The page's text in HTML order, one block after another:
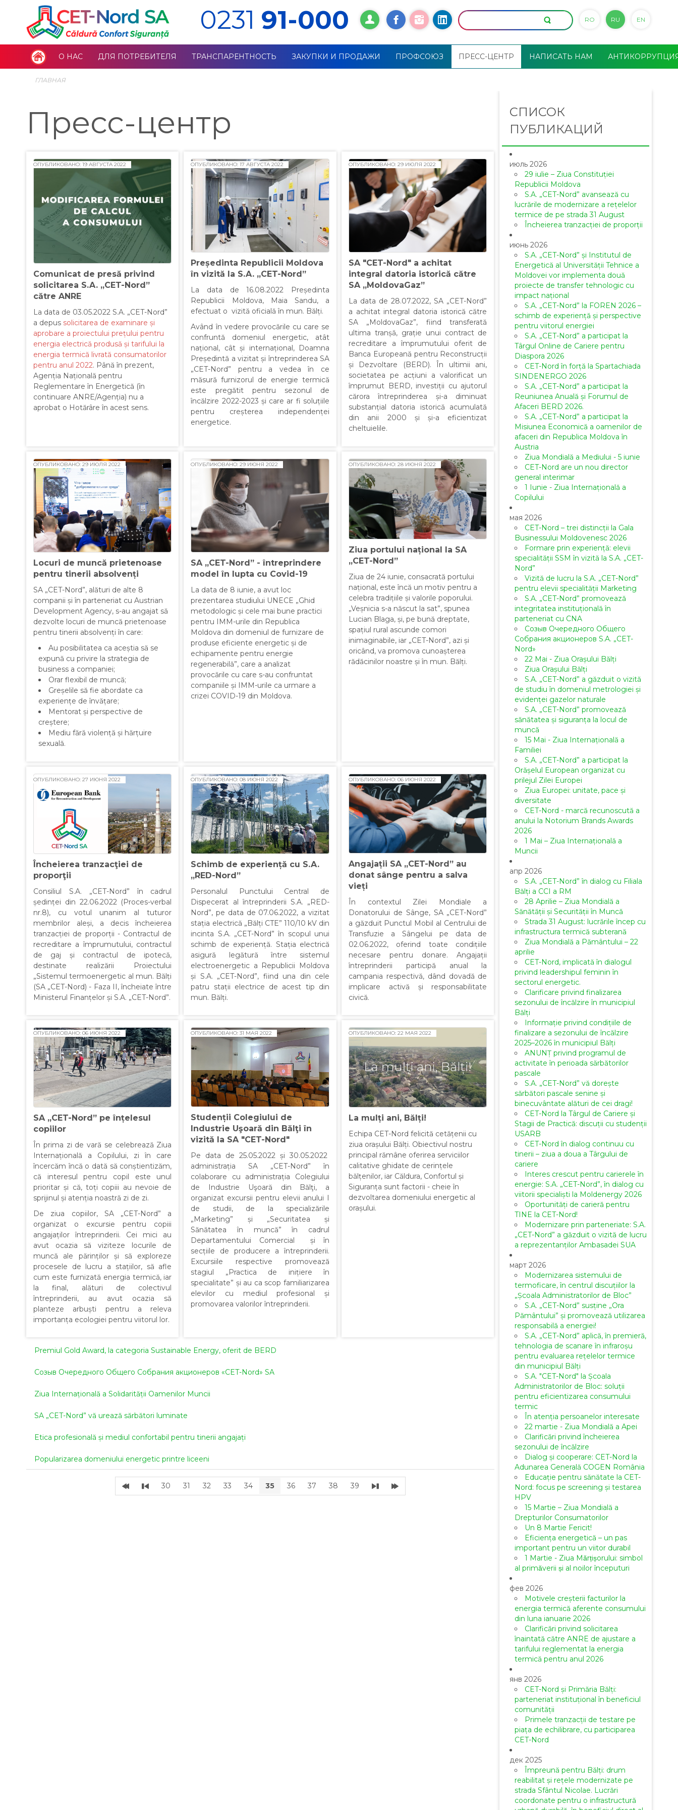
RO RU EN
0231 91-000
О НАС ДЛЯ ПОТРЕБИТЕЛЯ ТРАНСПАРЕНТНОСТЬ ЗАКУПКИ И ПРОДАЖИ ПРОФСОЮЗ ПРЕСС-ЦЕНТР НАПИСАТЬ НАМ
ГЛАВНАЯ
Пресс-центр
Comunicat de presă privind
solicitarea S.A. „CET-Nord”
către ANRE
ОПУБЛИКОВАНО: 19 АВГУСТА 2022
La data de 03.05.2022 S.A. „CET-Nord”
a depus solicitarea de examinare și
aprobare a proiectului prețului pentru
energia electrică produsă și tarifului la
energia termică livrată consumatorilor
pentru anul 2022. Până în prezent,
Agenția Națională pentru
Reglementare în Energetică (în
continuare ANRE/Agenția) nu a
aprobat o Hotărâre în acest sens.
Președinta Republicii Moldova
în vizită la S.A. „CET-Nord”
ОПУБЛИКОВАНО: 17 АВГУСТА 2022
La data de 16.08.2022 Președinta
Republicii Moldova, Maia Sandu, a
efectuat o vizită oficială în mun. Bălți.
Având în vedere provocările cu care se
confruntă domeniul energetic, atât
național, cât și internațional, Doamna
Președintă a vizitat și întreprinderea SA
„CET-Nord” pentru a vedea în ce
măsură furnizorul de energie termică
este pregătit pentru sezonul de
încălzire 2022-2023 și care ar fi soluțiile
pentru creșterea independenței
energetice.
SA "CET-Nord" a achitat
integral datoria istorică către
SA „MoldovaGaz”
ОПУБЛИКОВАНО: 29 ИЮЛЯ 2022
La data de 28.07.2022, SA „CET-Nord”
a achitat integral datoria istorică către
SA „MoldovaGaz”, fiind transferată
ultima tranșă, grație unui contract de
recreditare a împrumutului oferit de
Banca Europeană pentru Reconstrucții
și Dezvoltare (BERD). În ultimii ani,
societatea pe acțiuni a valorificat un
împrumut BERD, investiții cu ajutorul
cărora întreprinderea și-a diminuat
substanțial datoria istorică acumulată
din anii 2000 și și-a eficientizat
cheltuielile.
Locuri de muncă prietenoase
pentru tinerii absolvenți
ОПУБЛИКОВАНО: 29 ИЮЛЯ 2022
SA „CET-Nord”, alături de alte 8
companii și în parteneriat cu Austrian
Development Agency, s-au angajat să
dezvolte locuri de muncă prietenoase
pentru tinerii absolvenți în care:
Au posibilitatea ca aceștia să se
expună cu privire la strategia de
business a companiei;
Orar flexibil de muncă;
Greșelile să fie abordate ca
experiențe de învățare;
Mentorat și perspective de
creștere;
Mediu fără violență și hărțuire
sexuală.
SA „CET-Nord” - întreprindere
model în lupta cu Covid-19
ОПУБЛИКОВАНО: 29 ИЮНЯ 2022
La data de 8 iunie, a avut loc
prezentarea studiului UNECE „Ghid
metodologic și cele mai bune practici
pentru IMM-urile din Republica
Moldova din domeniul de furnizare de
produse eficiente energetic și de
echipamente pentru energie
regenerabilă”, care a analizat
provocările cu care s-au confruntat
companiile și IMM-urile ca urmare a
crizei COVID-19 din Moldova.
Ziua portului național la SA
„CET-Nord”
ОПУБЛИКОВАНО: 28 ИЮНЯ 2022
Ziua de 24 iunie, consacrată portului
național, este încă un motiv pentru a
celebra tradițiile și valorile poporului.
„Veșnicia s-a născut la sat”, spunea
Lucian Blaga, și, pe bună dreptate,
spațiul rural ascunde comori
inimaginabile, iar „CET-Nord”, azi și
oricând, va promova cunoașterea
rădăcinilor noastre și în mun. Bălți.
Încheierea tranzacţiei de
proporţii
ОПУБЛИКОВАНО: 27 ИЮНЯ 2022
Consiliul S.A. „CET-Nord” în cadrul
ședinței din 22.06.2022 (Proces-verbal
nr.8), cu votul unanim al tuturor
membrilor aleși, a decis încheierea
tranzacției de proporții - Contractul de
recreditare a împrumutului, contractul
de gaj și contractul de ipotecă,
destinate realizării Proiectului
„Sistemul termoenergetic al mun. Bălți
(SA „CET-Nord) - Faza II, încheiate între
Ministerul Finanțelor și S.A. „CET-Nord”.
Schimb de experiență cu S.A.
„RED-Nord”
ОПУБЛИКОВАНО: 08 ИЮНЯ 2022
Personalul Punctului Central de
Dispecerat al întreprinderii S.A. „RED-
Nord”, pe data de 07.06.2022, a vizitat
stația electrică „Bălți CTE” 110/10 kV din
incinta S.A. „CET-Nord” în scopul unui
schimb de experiență. Stația electrică
asigură legătură între sistemul
electroenergetic a Republicii Moldova
și S.A. „CET-Nord”, fiind una din cele
patru stații electrice de acest tip din
mun. Bălți.
Angajații SA „CET-Nord” au
donat sânge pentru a salva
vieți
ОПУБЛИКОВАНО: 06 ИЮНЯ 2022
În contextul Zilei Mondiale a
Donatorului de Sânge, SA „CET-Nord”
a găzduit Punctul Mobil al Centrului de
Transfuzie a Sângelui pe data de
02.06.2022, oferind toate condițiile
necesare pentru donare. Angajații
întreprinderii participă anual la
campania respectivă, dând dovadă de
implicare activă și responsabilitate
civică.
SA „CET-Nord” pe înțelesul
copiilor
ОПУБЛИКОВАНО: 06 ИЮНЯ 2022
În prima zi de vară se celebrează Ziua
Internațională a Copilului, zi în care
încercăm încă o dată să conștientizăm,
că interesul pentru copil este unul
prioritar și că, toți copiii au nevoie de
sprijinul și atenția noastră zi de zi.
De ziua copiilor, SA „CET-Nord” a
organizat o excursie pentru copiii
angajaților întreprinderii. Cei mici au
avut ocazia să viziteze locurile de
muncă ale părinților și să exploreze
procesele de lucru a stațiilor, să afle
cum este furnizată energia termică, iar
la final, alături de colectivul
întreprinderii, au avut ocazia să
planteze arbuști pentru a releva
importanța ecologiei pentru viitorul lor.
Studenții Colegiului de
Industrie Uşoară din Bălţi în
vizită la SA "CET-Nord"
ОПУБЛИКОВАНО: 31 МАЯ 2022
Pe data de 25.05.2022 și 30.05.2022
administrația SA „CET-Nord” în
colaborare cu administrația Colegiului
de Industrie Uşoară din Bălţi, a
organizat excursii pentru elevii anului I
de studii, de la specializările
„Marketing” și „Securitatea și
Sănătatea în muncă” în cadrul
Departamentului Comercial și în
secțiile de producere a întreprinderii.
Excursiile respective promovează
stagiul „Practica de inițiere în
specialitate” și au ca scop familiarizarea
elevilor cu mediul profesional și
promovarea valorilor întreprinderii.
La mulți ani, Bălți!
ОПУБЛИКОВАНО: 22 МАЯ 2022
Echipa CET-Nord felicită cetățenii cu
ziua orașului Bălți. Obiectivul nostru
principal rămâne oferirea serviciilor
calitative ghidate de cerințele
bălțenilor, iar Căldura, Confortul și
Siguranța sunt factorii - cheie în
dezvoltarea domeniului energetic al
orașului.
Premiul Gold Award, la categoria Sustainable Energy, oferit de BERD
Созыв Очередного Общего Собрания акционеров «CET-Nord» SA
Ziua Internațională a Solidarității Oamenilor Muncii
SA „CET-Nord” vă urează sărbători luminate
Etica profesională și mediul confortabil pentru tinerii angajați
Popularizarea domeniului energetic printre liceeni
30 31 32 33 34 35 36 37 38 39
СПИСОК
ПУБЛИКАЦИЙ
июль 2026
29 iulie – Ziua Constituției
Republicii Moldova
S.A. „CET-Nord” avansează cu
lucrările de modernizare a rețelelor
termice de pe strada 31 August
Încheierea tranzacției de proporții
июнь 2026
S.A. „CET-Nord” și Institutul de
Energetică al Universității Tehnice a
Moldovei vor implementa două
proiecte de transfer tehnologic cu
impact național
S.A. „CET-Nord” la FOREN 2026 –
schimb de experiență și perspective
pentru viitorul energiei
S.A. „CET-Nord” a participat la
Târgul Online de Cariere pentru
Diaspora 2026
CET-Nord în forță la Spartachiada
SINDENERGO 2026
S.A. „CET-Nord” a participat la
Reuniunea Anuală și Forumul de
Afaceri BERD 2026.
S.A. „CET-Nord” a participat la
Misiunea Economică a oamenilor de
afaceri din Republica Moldova în
Austria
Ziua Mondială a Mediului - 5 iunie
CET-Nord are un nou director
general interimar
1 Iunie - Ziua Internațională a
Copilului
мая 2026
CET-Nord – trei distincții la Gala
Businessului Moldovenesc 2026
Formare prin experiență: elevii
specialității SSM în vizită la S.A. „CET-
Nord”
Vizită de lucru la S.A. „CET-Nord”
pentru elevii specialității Marketing
S.A. „CET-Nord” promovează
integritatea instituțională în
parteneriat cu CNA
Созыв Очередного Общего
Собрания акционеров S.A. „CET-
Nord»
22 Mai - Ziua Orașului Bălți
Ziua Orașului Bălți
S.A. „CET-Nord” a găzduit o vizită
de studiu în domeniul metrologiei și
evidenței gazelor naturale
S.A. „CET-Nord” promovează
sănătatea și siguranța la locul de
muncă
15 Mai - Ziua Internațională a
Familiei
S.A. „CET-Nord” a participat la
Orășelul European organizat cu
prilejul Zilei Europei
Ziua Europei: unitate, pace și
diversitate
CET-Nord - marcă recunoscută a
anului la Notorium Brands Awards
2026
1 Mai – Ziua Internațională a
Muncii
апр 2026
S.A. „CET-Nord” în dialog cu Filiala
Bălți a CCI a RM
28 Aprilie – Ziua Mondială a
Sănătății și Securității în Muncă
Strada 31 August: lucrările încep cu
infrastructura termică subterană
Ziua Mondială a Pământului – 22
aprilie
CET-Nord, implicată în dialogul
privind leadershipul feminin în
sectorul energetic.
Clarificare privind finalizarea
sezonului de încălzire în municipiul
Bălți
Informație privind condițiile de
finalizare a sezonului de încălzire
2025–2026 în municipiul Bălți
ANUNȚ privind programul de
activitate în perioada sărbătorilor
pascale
S.A. „CET-Nord” vă dorește
sărbători pascale senine și
binecuvântate alături de cei dragi!
CET-Nord la Târgul de Cariere și
Stagii de Practică: discuții cu studenții
USARB
CET-Nord în dialog continuu cu
tinerii – ziua a doua a Târgului de
cariere
Interes crescut pentru carierele în
energie: S.A. „CET-Nord”, în dialog cu
viitorii specialiști la Moldenergy 2026
Oportunități de carieră pentru
TINE la CET-Nord!
Modernizare prin parteneriate: S.A.
„CET-Nord” a găzduit o vizită de lucru
a reprezentanților Ambasadei SUA
март 2026
Modernizarea sistemului de
termoficare, în centrul discuțiilor la
„Școala Administratorilor de Bloc”
S.A. „CET-Nord” susține „Ora
Pământului” și promovează utilizarea
responsabilă a energiei!
S.A. „CET-Nord” aplică, în premieră,
tehnologia de scanare în infraroșu
pentru evaluarea rețelelor termice
din municipiul Bălți
S.A. "CET-Nord" la Școala
Administratorilor de Bloc: soluții
pentru eficientizarea consumului
termic
În atenția persoanelor interesate
22 martie - Ziua Mondială a Apei
Clarificări privind încheierea
sezonului de încălzire
Dialog și cooperare: CET-Nord la
Adunarea Generală COGEN România
Educație pentru sănătate la CET-
Nord: focus pe screening și testarea
HPV
15 Martie – Ziua Mondială a
Drepturilor Consumatorilor
Un 8 Martie Fericit!
Eficiența energetică – un pas
important pentru un viitor durabil
1 Martie - Ziua Mărțișorului: simbol
al primăverii și al noilor începuturi
фев 2026
Motivele creșterii facturilor la
energia termică aferente consumului
din luna ianuarie 2026
Clarificări privind solicitarea
înaintată către ANRE de ajustare a
tarifului reglementat la energia
termică pentru anul 2026
янв 2026
CET-Nord și Primăria Bălți:
parteneriat instituțional în beneficiul
comunității
Primele tranzacții de testare pe
piața de echilibrare, cu participarea
CET-Nord
дек 2025
Împreună pentru Bălți: drum
reabilitat și rețele modernizate pe
strada Sfântul Nicolae. Lucrări
coordonate pentru o infrastructură